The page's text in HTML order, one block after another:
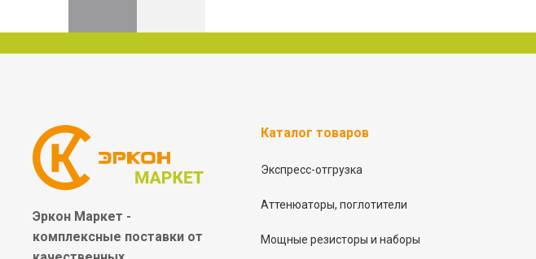
Эркон Маркет -
комплексные поставки от
Каталог товаров
Экспресс-отгрузка
Аттенюаторы, поглотители
Мощные резисторы и наборы